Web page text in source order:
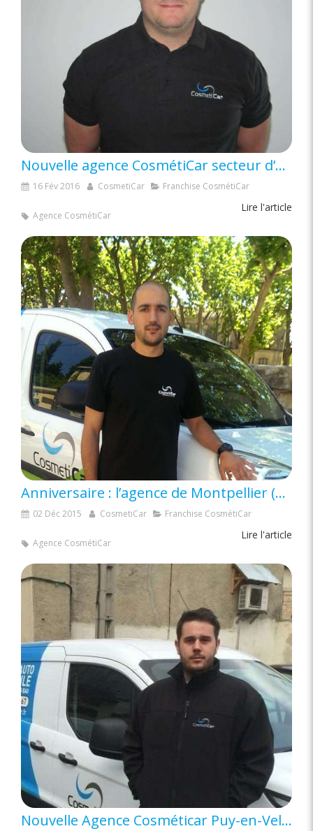
Nouvelle agence CosmétiCar secteur d’Avignon (84)
16 Fév 2016 CosmetiCar Franchise CosmétiCar
Lire l'article
Agence CosmétiCar
Anniversaire : l’agence de Montpellier (34) fête ses 2 ans
02 Déc 2015 CosmetiCar Franchise CosmétiCar
Lire l'article
Agence CosmétiCar
Nouvelle Agence Cosméticar Puy-en-Velay (43)